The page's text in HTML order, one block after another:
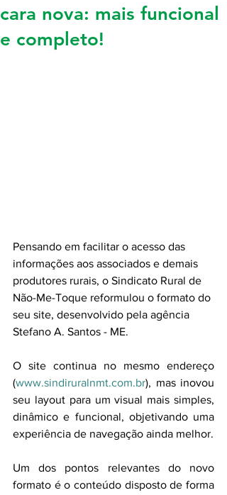
cara nova: mais funcional
e completo!
Pensando em facilitar o acesso das
informações aos associados e demais
produtores rurais, o Sindicato Rural de
Não-Me-Toque reformulou o formato do
seu site, desenvolvido pela agência
Stefano A. Santos - ME.
O site continua no mesmo endereço
(www.sindiruralnmt.com.br), mas inovou
seu layout para um visual mais simples,
dinâmico e funcional, objetivando uma
experiência de navegação ainda melhor.
Um dos pontos relevantes do novo
formato é o conteúdo disposto de forma